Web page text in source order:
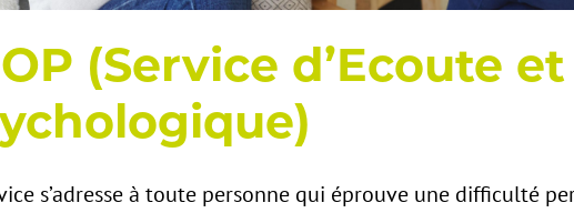
(Service d’Ecoute
s’adresse à toute personne qui éprouve une difficulté